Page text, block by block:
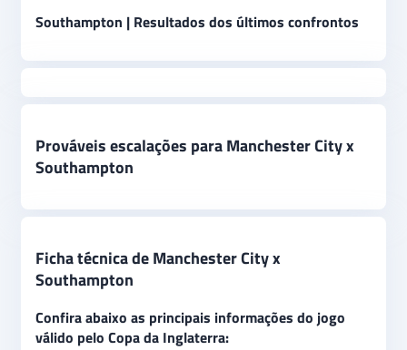
Southampton | Resultados dos últimos confrontos
Prováveis escalações para Manchester City x
Southampton
Ficha técnica de Manchester City x
Southampton
Confira abaixo as principais informações do jogo
válido pelo Copa da Inglaterra: